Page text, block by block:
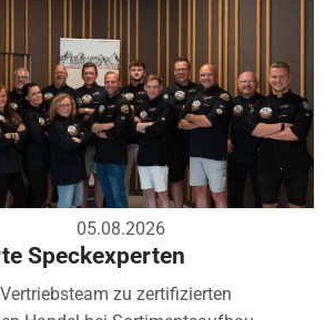
05.08.2026
Speckexperten
zu zertifizierten